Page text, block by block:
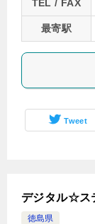
TEL / FAX
最寄駅
Tweet
デジタル☆ス
徳島県